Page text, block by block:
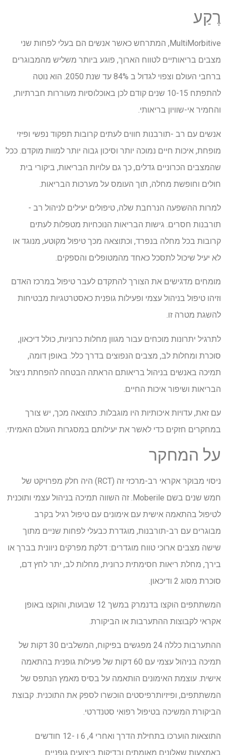
רֶקַע
MultiMorbitive, המתרחש כאשר אנשים הם בעלי לפחות שני
מצבים בריאותיים לטווח הארוך, פוגע ביותר משליש מהמבוגרים
ברחבי העולם וצפוי לגדול ב 84% עד שנת 2050. הוא נוטה
להתפתח 10-15 שנים קודם לכן באוכלוסיות מעוררות חברתיות,
והחמיר אי-שוויון בריאותי.
אנשים עם רב -תורבנות חווים לעתים קרובות תפקוד נפשי ופיזי
מופחת, איכות חיים נמוכה יותר וסיכון גבוה יותר למוות מוקדם. ככל
שהמצבים הכרוניים גדלים, כך גם עלויות הבריאות, ביקורי בית
חולים וחופשת מחלה, תוך העומס על מערכות הבריאות.
למרות ההשפעה הנרחבת שלה, טיפולים יעילים לניהול רב -
תורבנות חסרים. גישות הבריאות הנוכחיות מטפלות לעתים
קרובות בכל מחלה בנפרד, וכתוצאה מכך טיפול מקוטע, מנוגד או
לא יעיל שיכול לתסכל כאחד מהמטופלים והספקים.
מומחים מדגישים את הצורך להתקדם לעבר טיפול במרכז האדם
וזיהו טיפול בניהול עצמי ופעילות גופנית כאסטרטגיות מבטיחות
להשגת מטרה זו.
לתרגיל יתרונות מוכחים עבור מגוון מחלות כרוניות, כולל דיכאון,
סוכרת ומחלות לב, מצבים הנפוצים בדרך כלל. באופן דומה,
תמיכה באנשים בניהול בריאותם הראתה הבטחה להפחתת ניצול
הבריאות ושיפור איכות החיים.
עם זאת, עדויות איכותיות היו מוגבלות. כתוצאה מכך, יש צורך
במחקרים חזקים כדי לאשר את יעילותם במסגרות העולם האמיתי.
על המחקר
ניסוי מבוקר אקראי רב-מרכזי זה (RCT) היה חלק מפרויקט של
חמש שנים בשם Moberile. זה השווה תמיכה בניהול עצמי ותוכנית
לטיפול בהתאמה אישית עם אימונים עם טיפול רגיל בקרב
מבוגרים עם רב-תורבנות, מוגדרת כבעלי לפחות שניים מתוך
שישה מצבים ארוכי טווח מוגדרים: דלקת מפרקים ניוונית בברך או
בירך, מחלת ריאות חסימתית כרונית, מחלות לב, יתר לחץ דם,
סוכרת מסוג 2 ודיכאון.
המשתתפים הוקצו בדנמרק במשך 12 שבועות, והוקצו באופן
אקראי לקבוצות ההתערבות או הביקורת.
ההתערבות כללה 24 מפגשים בפיקוח, המשלבים 30 דקות של
תמיכה בניהול עצמי עם 60 דקות של פעילות גופנית בהתאמה
אישית. עוצמת האימונים הותאמה על בסיס מאמץ הנתפס של
המשתתפים, ופיזיותרפיסטים הוכשרו לספק את התוכנית. קבוצת
הביקורת המשיכה בטיפול רפואי סטנדרטי.
התוצאות הוערכו בתחילת הדרך ואחרי 4, 6 ו -12 חודשים
באמצעות שאלונים מאומתים ובדיקות ביצועים גופניים.